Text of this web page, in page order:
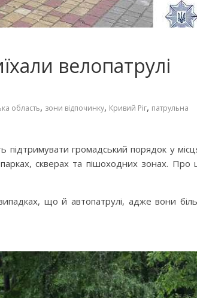
велопатрулі
область, зони відпочинку, Кривий Ріг, патрульна
підтримувати громадський порядок у
скверах та пішоходних зонах. Про
що й автопатрулі, адже вони